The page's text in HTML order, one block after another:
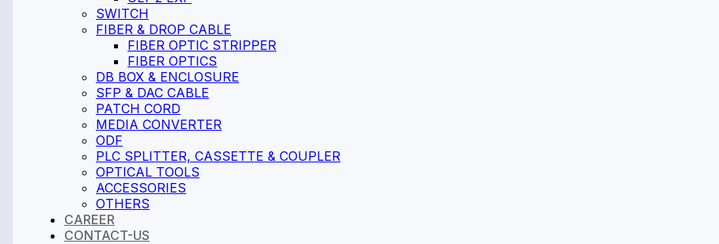
SWITCH
FIBER & DROP CABLE
FIBER OPTIC STRIPPER
FIBER OPTICS
DB BOX & ENCLOSURE
SFP & DAC CABLE
PATCH CORD
MEDIA CONVERTER
ODF
PLC SPLITTER, CASSETTE & COUPLER
OPTICAL TOOLS
ACCESSORIES
OTHERS
CAREER
CONTACT-US